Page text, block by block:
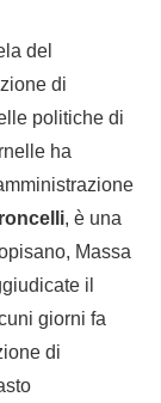
del
di
politiche di
ha
, è una
Massa
il
giorni fa
di